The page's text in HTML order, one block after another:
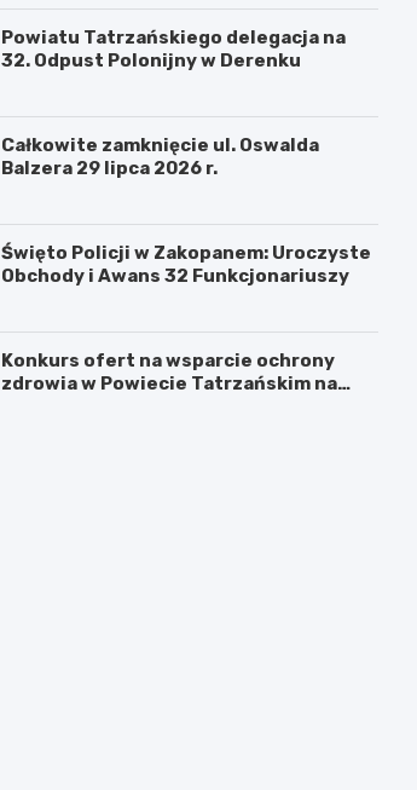
Powiatu Tatrzańskiego delegacja na
32. Odpust Polonijny w Derenku
Całkowite zamknięcie ul. Oswalda
Balzera 29 lipca 2026 r.
Święto Policji w Zakopanem: Uroczyste
Obchody i Awans 32 Funkcjonariuszy
Konkurs ofert na wsparcie ochrony
zdrowia w Powiecie Tatrzańskim na